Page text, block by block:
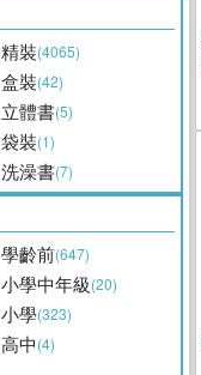
精裝(4065)
盒裝(42)
立體書(5)
袋裝(1)
洗澡書(7)
學齡前(647)
小學中年級(20)
小學(323)
高中(4)